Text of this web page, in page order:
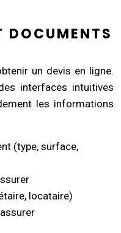
DOCUMENTS
un devis en ligne.
interfaces intuitives
les informations
(type, surface,
locataire)